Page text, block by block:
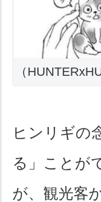
（
ヒンリギの
る」ことが
が、観光客